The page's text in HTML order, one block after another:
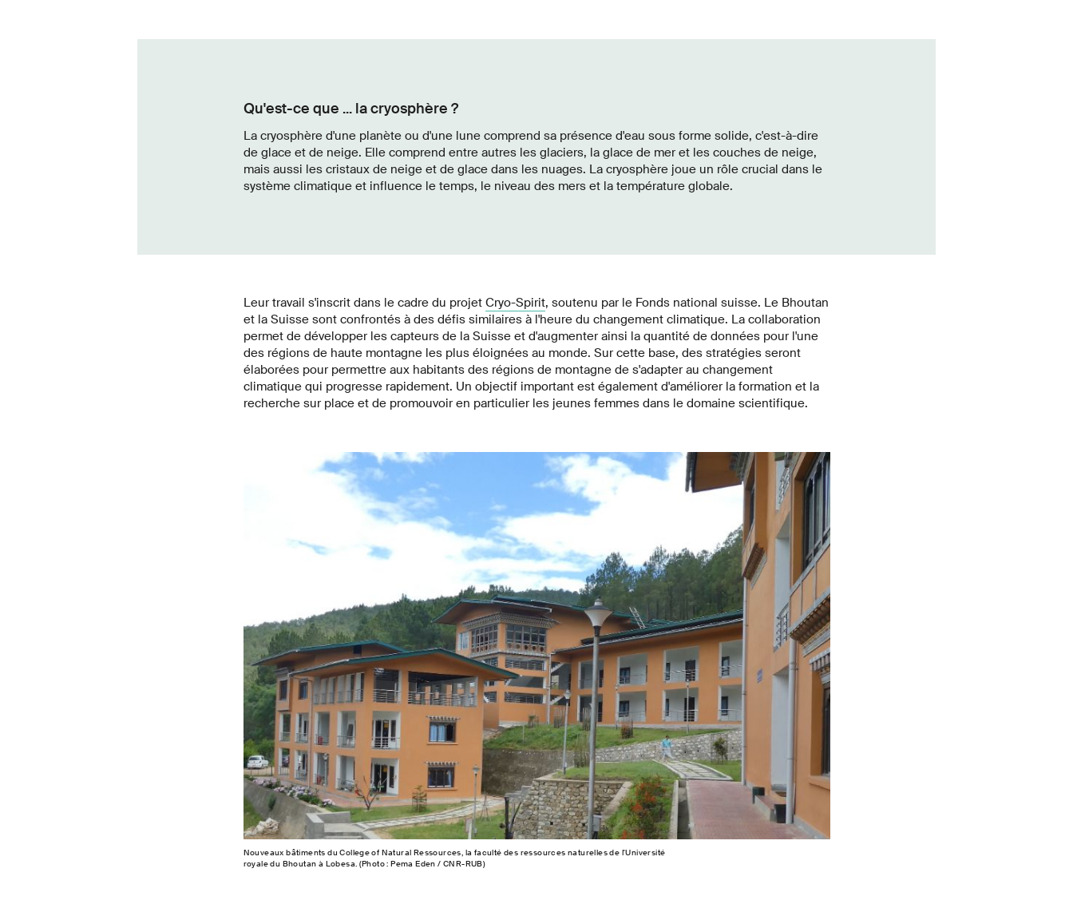
Qu'est-ce que ... la cryosphère ?
La cryosphère d'une planète ou d'une lune comprend sa présence d'eau sous forme solide, c'est-à-dire
de glace et de neige. Elle comprend entre autres les glaciers, la glace de mer et les couches de neige,
mais aussi les cristaux de neige et de glace dans les nuages. La cryosphère joue un rôle crucial dans le
système climatique et influence le temps, le niveau des mers et la température globale.
Leur travail s'inscrit dans le cadre du projet Cryo-Spirit, soutenu par le Fonds national suisse. Le Bhoutan
et la Suisse sont confrontés à des défis similaires à l'heure du changement climatique. La collaboration
permet de développer les capteurs de la Suisse et d'augmenter ainsi la quantité de données pour l'une
des régions de haute montagne les plus éloignées au monde. Sur cette base, des stratégies seront
élaborées pour permettre aux habitants des régions de montagne de s'adapter au changement
climatique qui progresse rapidement. Un objectif important est également d'améliorer la formation et la
recherche sur place et de promouvoir en particulier les jeunes femmes dans le domaine scientifique.
Nouveaux bâtiments du College of Natural Ressources, la faculté des ressources naturelles de l'Université
royale du Bhoutan à Lobesa. (Photo : Pema Eden / CNR-RUB)